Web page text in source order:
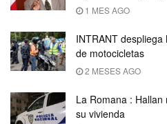
1 MES AGO
INTRANT
de motocicletas
2 MESES AGO
La Romana :
su vivienda